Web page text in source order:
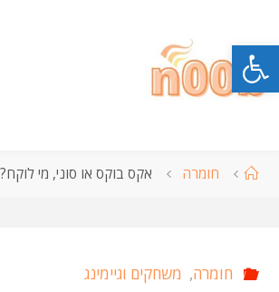
פתח סרגל נגישות
עמוד חומרה אקס בוקס או סוני, מי לוקח?
חומרה, משחקים וגיימינג